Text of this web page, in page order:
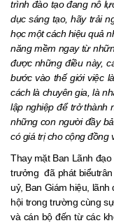
trình đào tạo đang nỗ
dục sáng tạo, hãy trải
học một cách hiệu quả
năng mềm ngay từ
được những điều này,
bước vào thế giới việc
cách là chuyên gia, là
lập nghiệp để trở thành
những con người đầy
có giá trị cho cộng đồng
Thay mặt Ban Lãnh
trưởng đã phát
uỷ, Ban Giám hiệu,
hội trong trường cùng
và cán bộ đến từ các